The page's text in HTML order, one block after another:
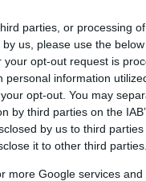
parties, or processing
us, please use the
opt-out request is
information
opt-out. You may
by third parties on the
by us to third
it to other third parties.
more Google services
στη Stoiximan
Ποιο
4; Δε
πόσο (δεν)